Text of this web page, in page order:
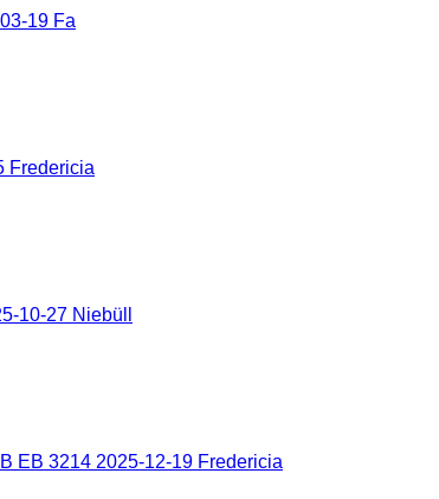
19 Fa
Fredericia
10-27 Niebüll
EB 3214 2025-12-19 Fredericia